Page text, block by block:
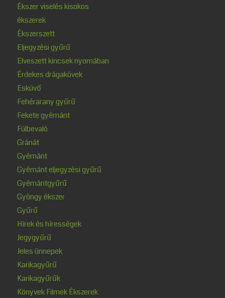
Ékszer viselés kisokos
ékszerek
Ékszerszett
Eljegyzési gyűrű
Elveszett kincsek nyomában
Érdekes drágakövek
Esküvő
Fehérarany gyűrű
Fekete gyémánt
Fülbevaló
Gránát
Gyémánt
Gyémánt eljegyzési gyűrű
Gyémántgyűrű
Gyöngy ékszer
Gyűrű
Hírek és hírességek
Jegygyűrű
Jeles ünnepek
Karikagyűrű
Karikagyűrűk
Könyvek Filmek Ékszerek